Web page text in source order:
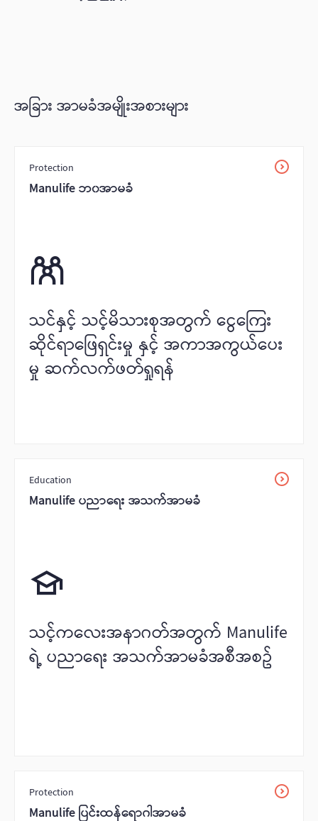
အခြား အာမခံအမျိုးအစားများ
Protection
Manulife ဘ၀အာမခံ
သင်နှင့် သင့်မိသားစုအတွက် ငွေကြေး
ဆိုင်ရာဖြေရှင်းမှု နှင့် အကာအကွယ်ပေး
မှု ဆက်လက်ဖတ်ရှုရန်
Education
Manulife ပညာရေး အသက်အာမခံ
သင့်ကလေးအနာဂတ်အတွက် Manulife
ရဲ့ ပညာ‌ရေး အသက်အာမခံအစီအစဥ်
Protection
Manulife ပြင်းထန်‌ရောဂါအာမခံ